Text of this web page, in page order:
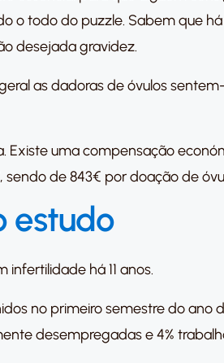
o todo do puzzle. Sabem que
desejada gravidez.
as dadoras de óvulos
Existe uma compensação
sendo de 843€ por doação de
estudo
infertilidade há 11 anos.
no primeiro semestre do ano
desempregadas e 4%